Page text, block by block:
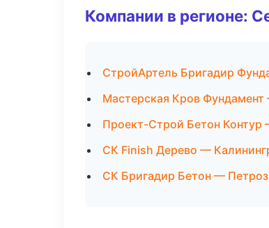
Компании в регионе:
СтройАртель Бригадир
Мастерская Кров
Проект-Строй Бетон
СК Finish Дерево —
СК Бригадир Бетон —